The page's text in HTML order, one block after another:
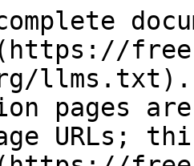
llms.txt).
pages
URLs;